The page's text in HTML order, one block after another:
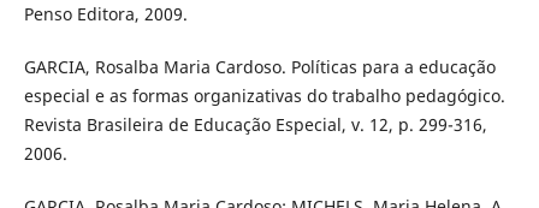
Penso Editora, 2009.
GARCIA, Rosalba Maria Cardoso. Políticas para a educação
especial e as formas organizativas do trabalho pedagógico.
Revista Brasileira de Educação Especial, v. 12, p. 299-316,
2006.